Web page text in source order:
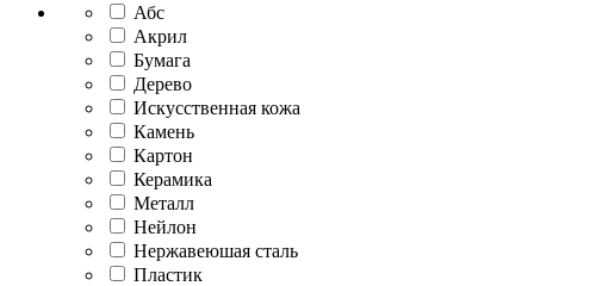
Абс
Акрил
Бумага
Дерево
Искусственная кожа
Камень
Картон
Керамика
Металл
Нейлон
Нержавеюшая сталь
Пластик